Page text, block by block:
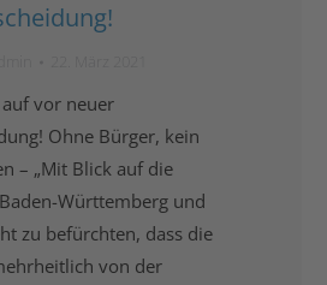
vor neuer
Ohne Bürger, kein
– „Mit Blick auf die
Württemberg und
zu befürchten, dass die
von der